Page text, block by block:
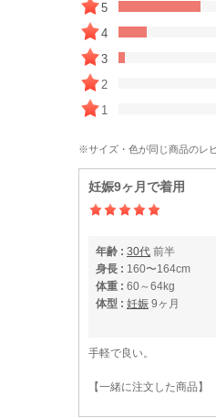
5
4
3
2
1
※サイズ・色が同じ商品のレ
妊娠9ヶ月で着用
年齢 : 30代 前半
身長 : 160〜164cm
体重 : 60～64kg
体型 : 妊娠 9ヶ月
手軽で良い。
【一緒に注文した商品】